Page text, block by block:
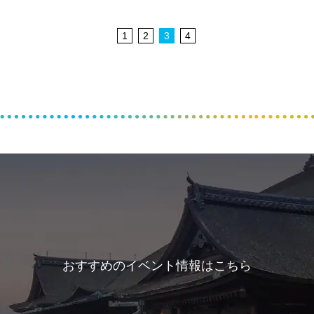
1 2 3 4
おすすめのイベント情報はこちら